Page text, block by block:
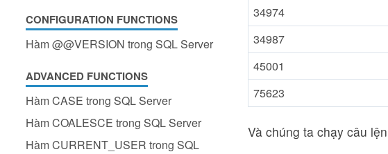
CONFIGURATION FUNCTIONS
Hàm @@VERSION trong SQL Server
ADVANCED FUNCTIONS
Hàm CASE trong SQL Server
Hàm COALESCE trong SQL Server
Hàm CURRENT_USER trong SQL
34974
34987
45001
75623
Và chúng ta chạy câu